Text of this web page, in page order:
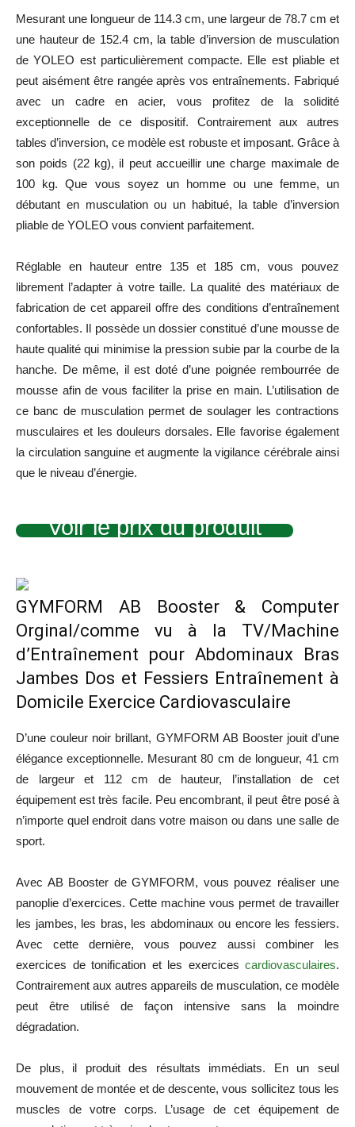
Mesurant une longueur de 114.3 cm, une largeur de 78.7 cm et
une hauteur de 152.4 cm, la table d’inversion de musculation
de YOLEO est particulièrement compacte. Elle est pliable et
peut aisément être rangée après vos entraînements. Fabriqué
avec un cadre en acier, vous profitez de la solidité
exceptionnelle de ce dispositif. Contrairement aux autres
tables d’inversion, ce modèle est robuste et imposant. Grâce à
son poids (22 kg), il peut accueillir une charge maximale de
100 kg. Que vous soyez un homme ou une femme, un
débutant en musculation ou un habitué, la table d’inversion
pliable de YOLEO vous convient parfaitement.
Réglable en hauteur entre 135 et 185 cm, vous pouvez
librement l’adapter à votre taille. La qualité des matériaux de
fabrication de cet appareil offre des conditions d’entraînement
confortables. Il possède un dossier constitué d’une mousse de
haute qualité qui minimise la pression subie par la courbe de la
hanche. De même, il est doté d’une poignée rembourrée de
mousse afin de vous faciliter la prise en main. L’utilisation de
ce banc de musculation permet de soulager les contractions
musculaires et les douleurs dorsales. Elle favorise également
la circulation sanguine et augmente la vigilance cérébrale ainsi
que le niveau d’énergie.
Voir le prix du produit
GYMFORM AB Booster & Computer
Orginal/comme vu à la TV/Machine
d’Entraînement pour Abdominaux Bras
Jambes Dos et Fessiers Entraînement à
Domicile Exercice Cardiovasculaire
D’une couleur noir brillant, GYMFORM AB Booster jouit d’une
élégance exceptionnelle. Mesurant80 cm de longueur, 41 cm
de largeur et 112 cm de hauteur, l’installation de cet
équipement est très facile. Peu encombrant, il peut être posé à
n’importe quel endroit dans votre maison ou dans une salle de
sport.
Avec AB Booster de GYMFORM, vous pouvez réaliser une
panoplie d’exercices. Cette machine vous permet de travailler
les jambes, les bras, les abdominaux ou encore les fessiers.
Avec cette dernière, vous pouvez aussi combiner les
exercices de tonification et les exercices cardiovasculaires.
Contrairement aux autres appareils de musculation, ce modèle
peut être utilisé de façon intensive sans la moindre
dégradation.
De plus, il produit des résultats immédiats. En un seul
mouvement de montée et de descente, vous sollicitez tous les
muscles de votre corps. L’usage de cet équipement de